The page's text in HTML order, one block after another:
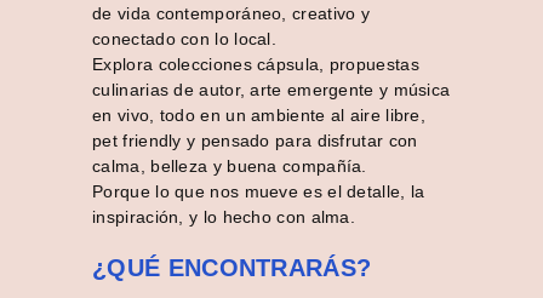
de vida contemporáneo, creativo y
conectado con lo local.
Explora colecciones cápsula, propuestas
culinarias de autor, arte emergente y música
en vivo, todo en un ambiente al aire libre,
pet friendly y pensado para disfrutar con
calma, belleza y buena compañía.
Porque lo que nos mueve es el detalle, la
inspiración, y lo hecho con alma.
¿QUÉ ENCONTRARÁS?